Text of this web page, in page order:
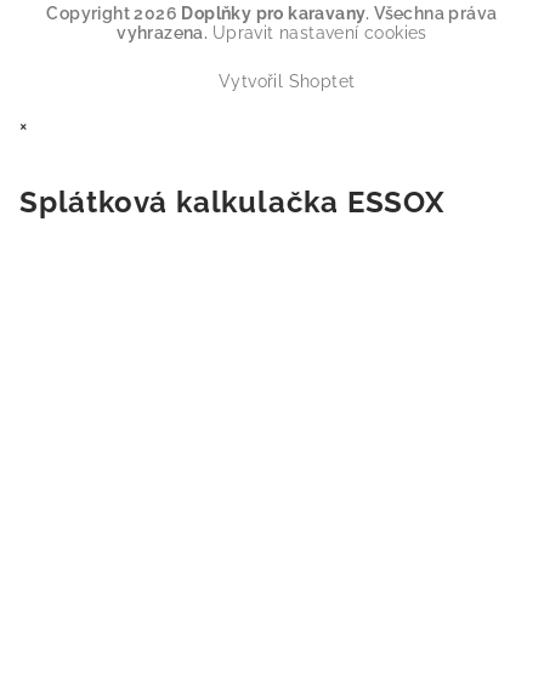
Copyright 2026 Doplňky pro karavany. Všechna práva
vyhrazena. Upravit nastavení cookies
Vytvořil Shoptet
×
Splátková kalkulačka ESSOX